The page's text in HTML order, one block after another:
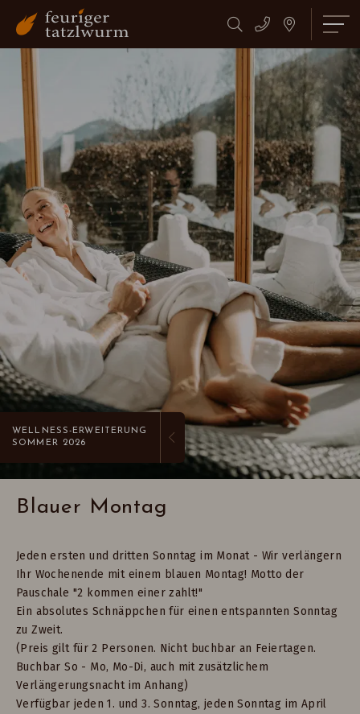
Suchbegriff
eingeben
Suchen
WELLNESS-ERWEITERUNG
SOMMER 2026
Blauer Montag
Jeden ersten und dritten Sonntag im Monat - Wir verlängern
Ihr Wochenende mit einem blauen Montag! Motto der
Pauschale "2 kommen einer zahlt!"
Ein absolutes Schnäppchen für einen entspannten Sonntag
zu Zweit.
(Preis gilt für 2 Personen. Nicht buchbar an Feiertagen.
Buchbar So - Mo, Mo-Di, auch mit zusätzlichem
Verlängerungsnacht im Anhang)
Verfügbar jeden 1. und 3. Sonntag, jeden Sonntag im April